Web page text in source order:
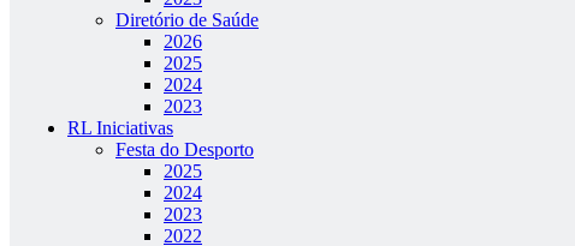
Diretório de Saúde
2026
2025
2024
2023
RL Iniciativas
Festa do Desporto
2025
2024
2023
2022